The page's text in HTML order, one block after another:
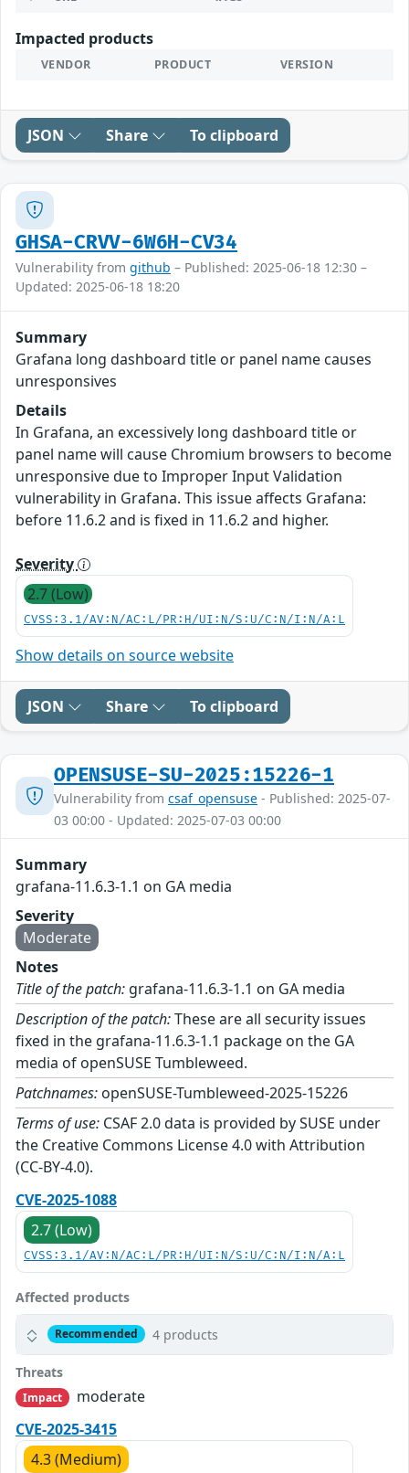
Impacted products
VENDOR PRODUCT VERSION
JSON Share To clipboard
GHSA-CRVV-6W6H-CV34
Vulnerability from github – Published: 2025-06-18 12:30 –
Updated: 2025-06-18 18:20
Summary
Grafana long dashboard title or panel name causes
unresponsives
Details
In Grafana, an excessively long dashboard title or
panel name will cause Chromium browsers to become
unresponsive due to Improper Input Validation
vulnerability in Grafana. This issue affects Grafana:
before 11.6.2 and is fixed in 11.6.2 and higher.
Severity
2.7 (Low)
CVSS:3.1/AV:N/AC:L/PR:H/UI:N/S:U/C:N/I:N/A:L
Show details on source website
JSON Share To clipboard
OPENSUSE-SU-2025:15226-1
Vulnerability from csaf_opensuse - Published: 2025-07-
03 00:00 - Updated: 2025-07-03 00:00
Summary
grafana-11.6.3-1.1 on GA media
Severity
Moderate
Notes
Title of the patch: grafana-11.6.3-1.1 on GA media
Description of the patch:These are all security issues
fixed in the grafana-11.6.3-1.1 package on the GA
media of openSUSE Tumbleweed.
Patchnames: openSUSE-Tumbleweed-2025-15226
Terms of use: CSAF 2.0 data is provided by SUSE under
the Creative Commons License 4.0 with Attribution
(CC-BY-4.0).
CVE-2025-1088
2.7 (Low)
CVSS:3.1/AV:N/AC:L/PR:H/UI:N/S:U/C:N/I:N/A:L
Affected products
Recommended 4 products
Threats
Impact
moderate
CVE-2025-3415
4.3 (Medium)